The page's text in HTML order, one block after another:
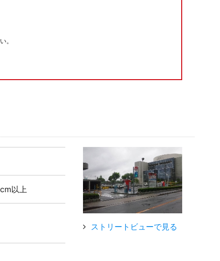
。
以上
ストリートビューで見る